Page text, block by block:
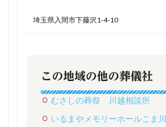
埼玉県入間市下藤沢1-4-10
この地域の他の葬儀社
むさしの葬祭 川越相談所
いるまやメモリーホールこま川